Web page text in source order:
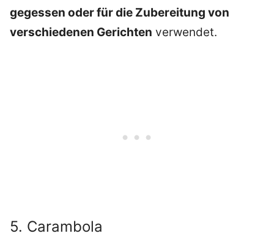
gegessen oder für die Zubereitung von
verschiedenen Gerichten verwendet.
5. Carambola